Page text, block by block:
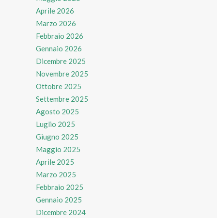
Aprile 2026
Marzo 2026
Febbraio 2026
Gennaio 2026
Dicembre 2025
Novembre 2025
Ottobre 2025
Settembre 2025
Agosto 2025
Luglio 2025
Giugno 2025
Maggio 2025
Aprile 2025
Marzo 2025
Febbraio 2025
Gennaio 2025
Dicembre 2024